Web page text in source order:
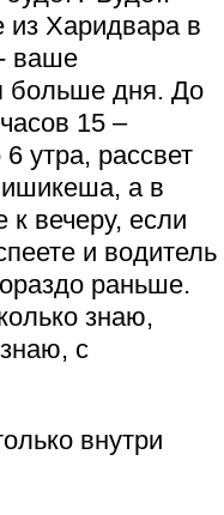
Харидвара в
ваше
больше дня. До
15 –
утра, рассвет
а в
вечеру, если
и водитель
раньше.
знаю,
с
внутри